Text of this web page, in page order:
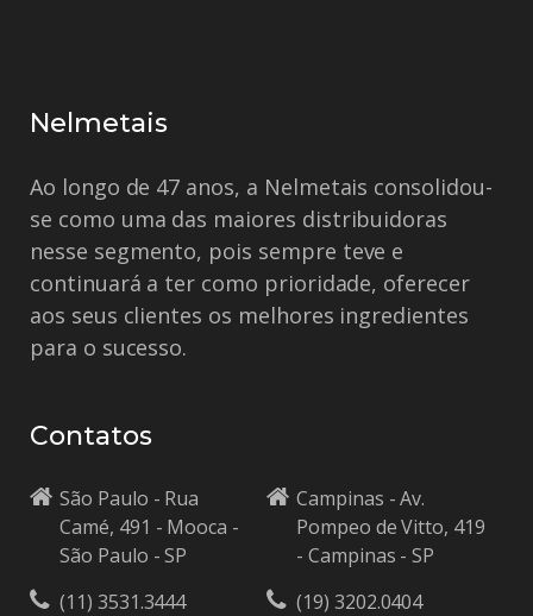
Nelmetais
Ao longo de 47 anos, a Nelmetais consolidou-
se como uma das maiores distribuidoras
nesse segmento, pois sempre teve e
continuará a ter como prioridade, oferecer
aos seus clientes os melhores ingredientes
para o sucesso.
Contatos
São Paulo - Rua
Camé, 491 - Mooca -
São Paulo - SP
(11) 3531.3444
Campinas - Av.
Pompeo de Vitto, 419
- Campinas - SP
(19) 3202.0404